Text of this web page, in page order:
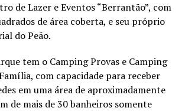
de Lazer e Eventos “Berrantão”, com
de área coberta, e seu próprio
do Peão.
tem o Camping Provas e Camping
com capacidade para receber
em uma área de aproximadamente
de mais de 30 banheiros somente